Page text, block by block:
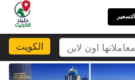
التسعير
الكويت